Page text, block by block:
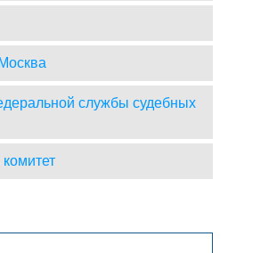
службы судебных